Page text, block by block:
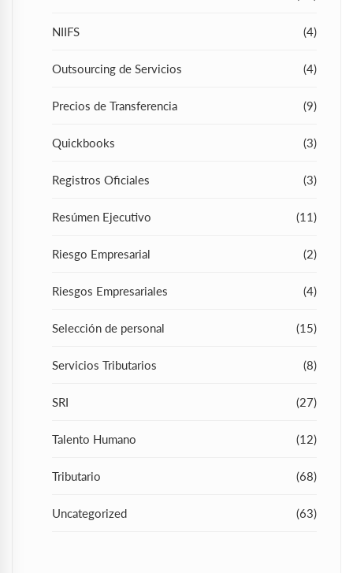
NIIFS (4)
Outsourcing de Servicios (4)
Precios de Transferencia (9)
Quickbooks (3)
Registros Oficiales (3)
Resúmen Ejecutivo (11)
Riesgo Empresarial (2)
Riesgos Empresariales (4)
Selección de personal (15)
Servicios Tributarios (8)
SRI (27)
Talento Humano (12)
Tributario (68)
Uncategorized (63)